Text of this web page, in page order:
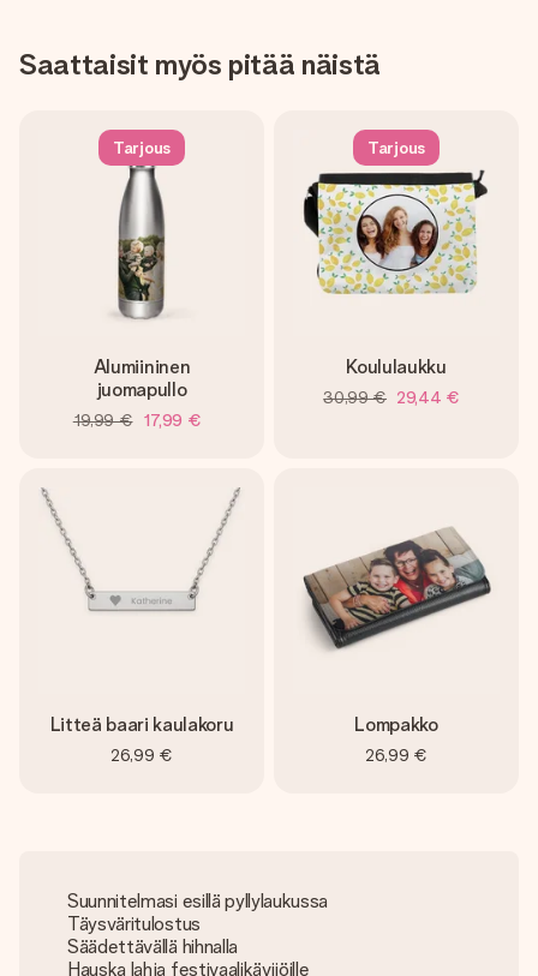
Saattaisit myös pitää näistä
Tarjous
Alumiininen
juomapullo
19,99 € 17,99 €
Tarjous
Koululaukku
30,99 € 29,44 €
Litteä baari kaulakoru
26,99 €
Lompakko
26,99 €
Suunnitelmasi esillä pyllylaukussa
Täysväritulostus
Säädettävällä hihnalla
Hauska lahja festivaalikävijöille